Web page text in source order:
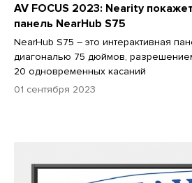
AV FOCUS 2023: Nearity
панель NearHub S75
NearHub S75 – это интерактивная
диагональю 75 дюймов,
20 одновременных касаний
01 сентября 2023